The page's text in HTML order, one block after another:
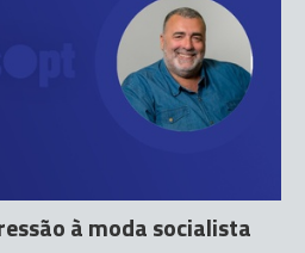
à moda socialista